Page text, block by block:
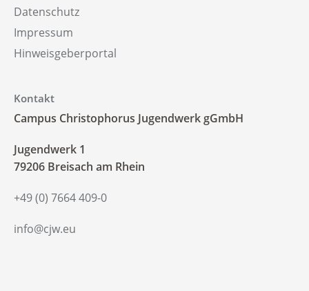
Datenschutz
Impressum
Hinweisgeberportal
Kontakt
Campus Christophorus Jugendwerk gGmbH
‍Jugendwerk 1
79206 Breisach am Rhein
+49 (0) 7664 409-0
info@cjw.eu